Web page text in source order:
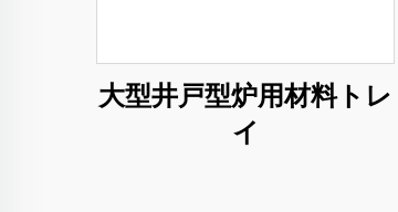
大型井戸型炉用材料トレ
イ